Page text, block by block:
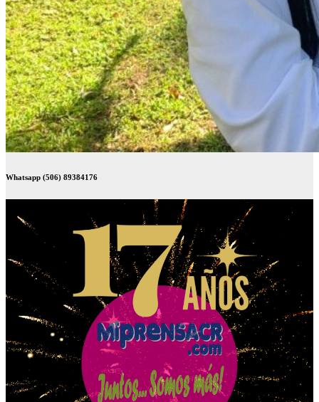
Whatsapp (506) 89384176